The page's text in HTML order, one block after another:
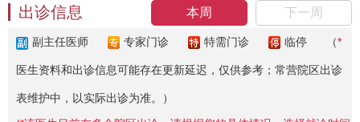
本周 下一周
出诊信息
副主任医师 专家门诊 特需门诊 临停 （*
医生资料和出诊信息可能存在更新延迟，仅供参考；常营院区出诊
表维护中，以实际出诊为准。）